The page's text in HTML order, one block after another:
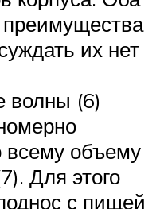
их нет
волны (6)
всему объему
Для этого
с пищей